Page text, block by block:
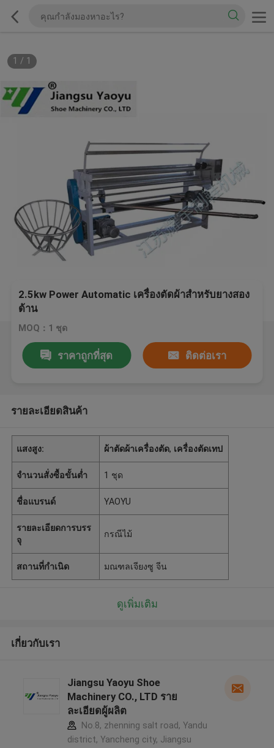
1 / 1
2.5kw Power Automatic เครื่องตัดผ้าสำหรับยางสอง
ด้าน
MOQ：1 ชุด
ราคาถูกที่สุด ติดต่อเรา
รายละเอียดสินค้า
แสงสูง: ผ้าตัดผ้าเครื่องตัด, เครื่องตัดเทป
จำนวนสั่งซื้อขั้นต่ำ 1 ชุด
ชื่อแบรนด์ YAOYU
รายละเอียดการบรร
จุ
กรณีไม้
สถานที่กำเนิด มณฑลเจียงซู จีน
ดูเพิ่มเติม
เกี่ยวกับเรา
Jiangsu Yaoyu Shoe
Machinery CO., LTD ราย
ละเอียดผู้ผลิต
No.8, zhenning salt road, Yandu
district, Yancheng city, Jiangsu